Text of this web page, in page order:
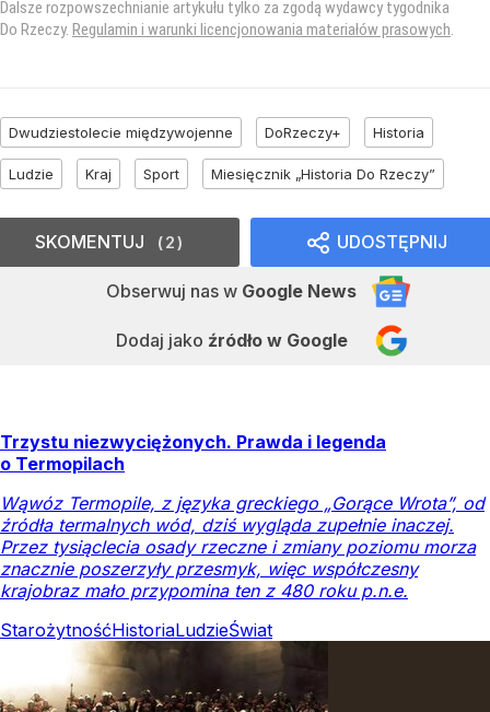
Dalsze rozpowszechnianie artykułu tylko za zgodą wydawcy tygodnika
Do Rzeczy. Regulamin i warunki licencjonowania materiałów prasowych.
Dwudziestolecie międzywojenne DoRzeczy+ Historia
Ludzie Kraj Sport Miesięcznik „Historia Do Rzeczy”
UDOSTĘPNIJ
Obserwuj nas w Google News
Dodaj jako źródło w Google
SKOMENTUJ 2
Trzystu niezwyciężonych. Prawda i legenda
o Termopilach
Wąwóz Termopile, z języka greckiego „Gorące Wrota”, od
źródła termalnych wód, dziś wygląda zupełnie inaczej.
Przez tysiąclecia osady rzeczne i zmiany poziomu morza
znacznie poszerzyły przesmyk, więc współczesny
krajobraz mało przypomina ten z 480 roku p.n.e.
StarożytnośćHistoriaLudzieŚwiat